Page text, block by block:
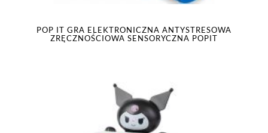
POP IT GRA ELEKTRONICZNA ANTYSTRESOWA
ZRĘCZNOŚCIOWA SENSORYCZNA POPIT